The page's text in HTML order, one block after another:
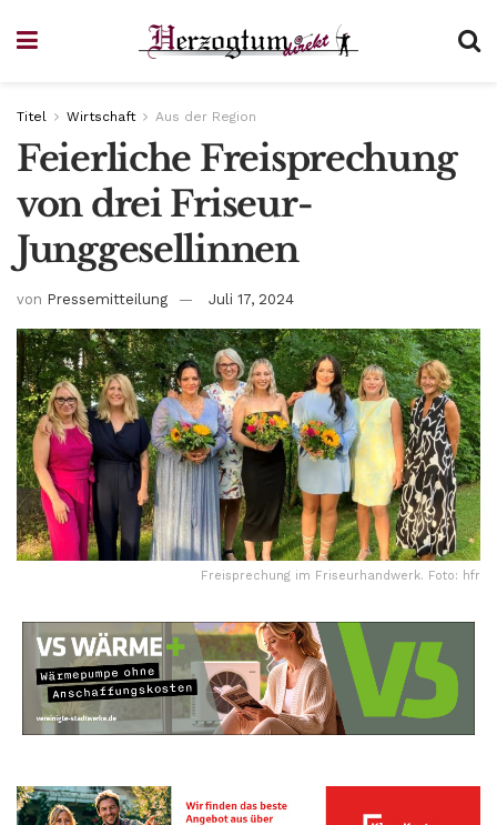
Titel Wirtschaft Aus der Region
Feierliche Freisprechung
von drei Friseur-
Junggesellinnen
von Pressemitteilung Juli 17, 2024
Freisprechung im Friseurhandwerk. Foto: hfr